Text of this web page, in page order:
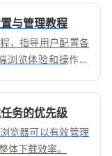
与管理教程
，指导用户配置各
浏览体验和操作效
务的优先级
览器可以有效管理
体下载效率。